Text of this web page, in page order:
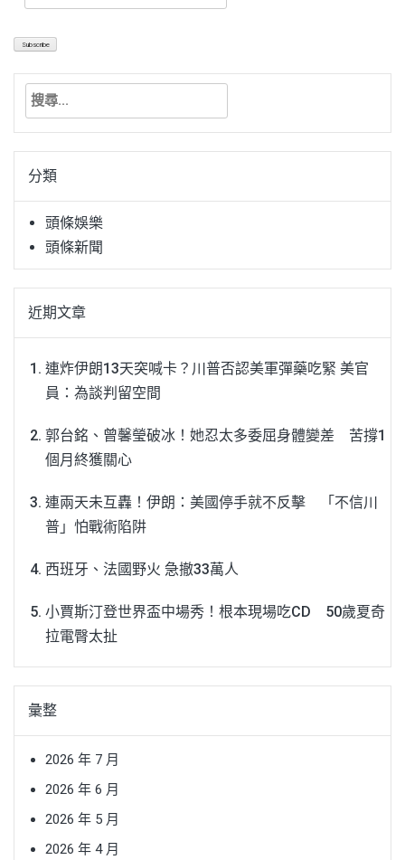
搜
關
字:分類
頭條娛樂
頭條新聞
近期文章
連炸伊朗13天突喊卡？川普否認美軍彈藥吃緊 美官
員：為談判留空間
郭台銘、曾馨瑩破冰！她忍太多委屈身體變差 苦撐1
個月終獲關心
連兩天未互轟！伊朗：美國停手就不反擊 「不信川
普」怕戰術陷阱
西班牙、法國野火 急撤33萬人
小賈斯汀登世界盃中場秀！根本現場吃CD 50歲夏奇
拉電臀太扯
彙整
2026 年 7 月
2026 年 6 月
2026 年 5 月
2026 年 4 月